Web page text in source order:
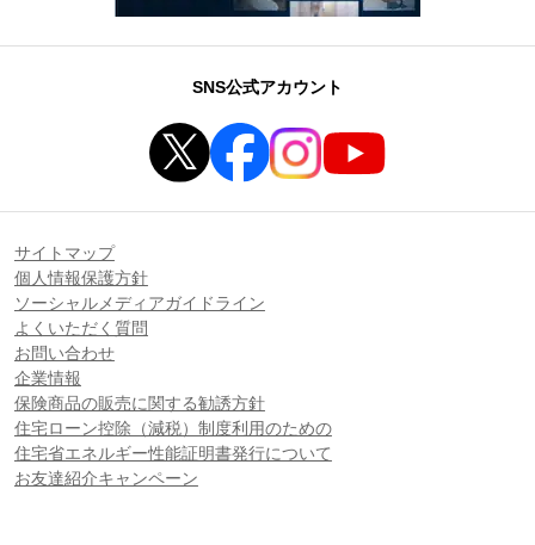
SNS公式アカウント
サイトマップ
個人情報保護方針
ソーシャルメディアガイドライン
よくいただく質問
お問い合わせ
企業情報
保険商品の販売に関する勧誘方針
住宅ローン控除（減税）制度利用のための
住宅省エネルギー性能証明書発行について
お友達紹介キャンペーン